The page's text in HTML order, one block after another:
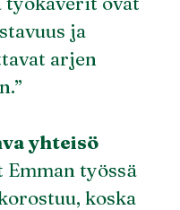
ja
arjen
yhteisö
työssä
koska